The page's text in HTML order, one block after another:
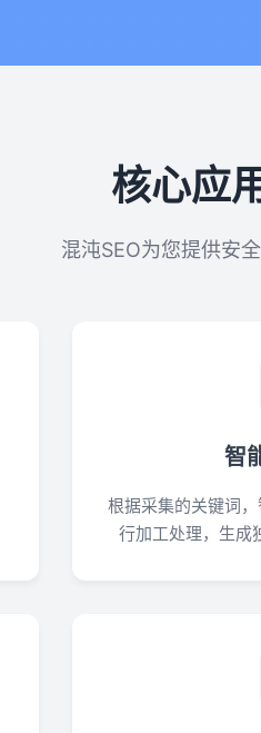
核心应
混沌SEO为您提供安
智
根据采集的关键词
行加工处理，生成